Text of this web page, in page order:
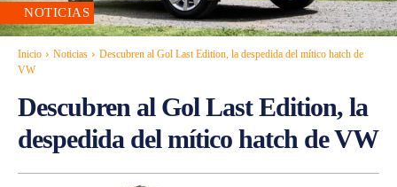
NOTICIAS
Inicio Noticias
Descubren al Gol Last Edition, la despedida del mítico hatch de
VW
Descubren al Gol Last Edition, la
despedida del mítico hatch de VW